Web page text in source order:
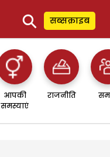
⚲ सब्सक्राइब
आपकी
समस्याएं
राजनीति